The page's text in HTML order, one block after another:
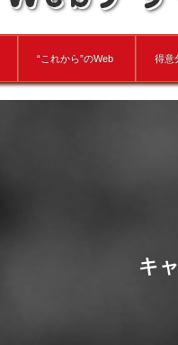
“これから”のWeb 得意
キ